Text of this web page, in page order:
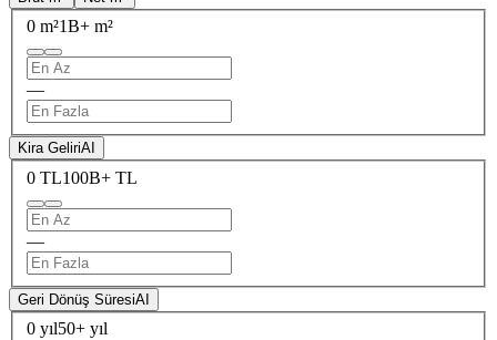
0 m²1B+ m²
—
Kira GeliriAI
0 TL100B+ TL
—
Geri Dönüş SüresiAI
0 yıl50+ yıl